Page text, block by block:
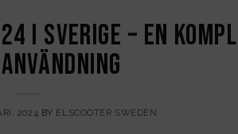
i Sverige – En
2024 BY ELSCOOTER SWEDEN